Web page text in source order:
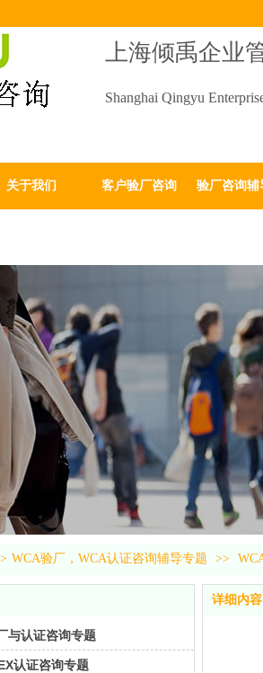
上海倾禹企业
Shanghai Qingyu
关于我们 客户验厂咨询 验厂咨询辅
WCA验厂，WCA认证咨询辅导专题 >>
与认证咨询专题
认证咨询专题
详细内容